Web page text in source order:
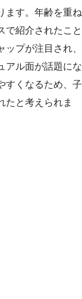
ます。年齢を重ね
で紹介されたこと
プが注目され、
アル面が話題にな
すくなるため、子
たと考えられま